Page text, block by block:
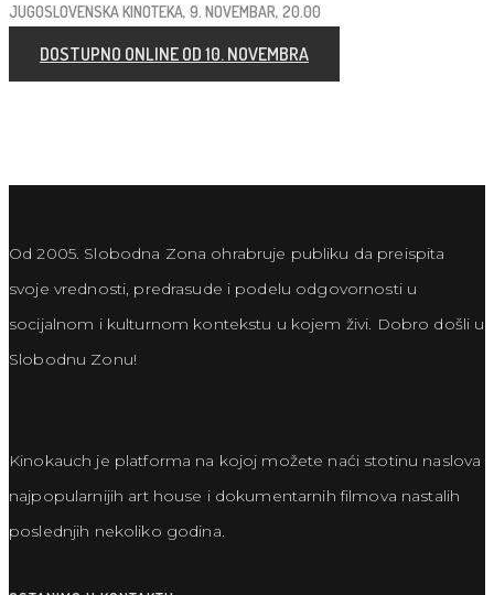
JUGOSLOVENSKA KINOTEKA, 9. NOVEMBAR, 20.00
DOSTUPNO ONLINE OD 10. NOVEMBRA
Od 2005. Slobodna Zona ohrabruje publiku da preispita
svoje vrednosti, predrasude i podelu odgovornosti u
socijalnom i kulturnom kontekstu u kojem živi. Dobro došli u
Slobodnu Zonu!
Kinokauch je platforma na kojoj možete naći stotinu naslova
najpopularnijih art house i dokumentarnih filmova nastalih
poslednjih nekoliko godina.